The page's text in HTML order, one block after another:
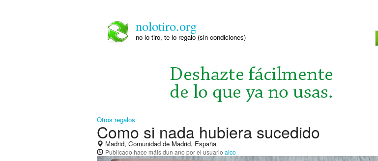
nolotiro.org
no lo tiro, te lo regalo (sin condiciones)
Otros regalos
Como si nada hubiera sucedido
Madrid, Comunidad de Madrid, España
Publicado hace máis dun ano por el usuario alco